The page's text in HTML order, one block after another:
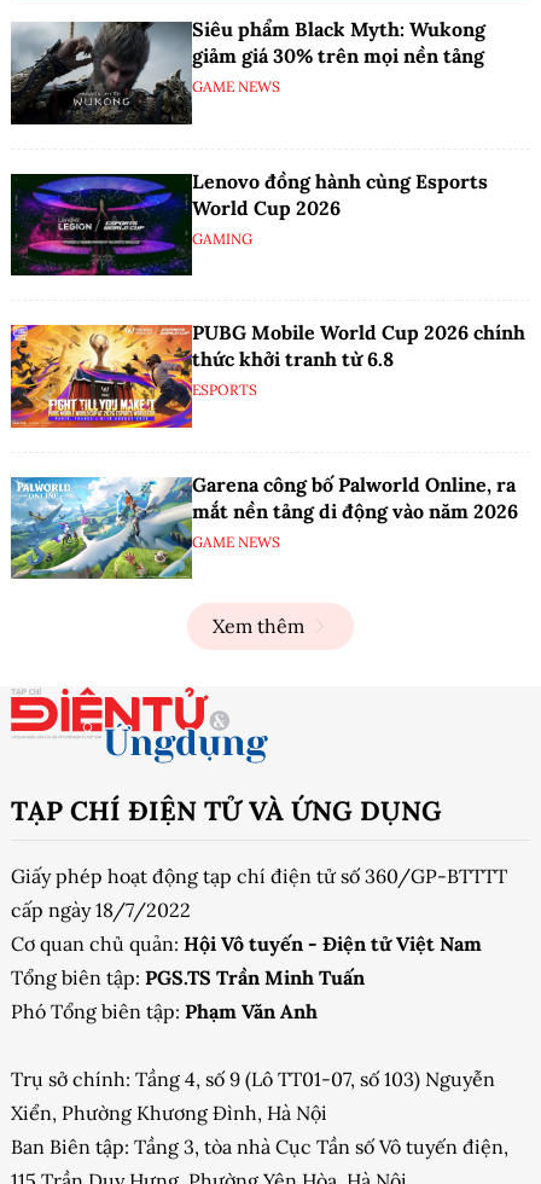
Siêu phẩm Black Myth: Wukong
giảm giá 30% trên mọi nền tảng
GAME NEWS
Lenovo đồng hành cùng Esports
World Cup 2026
GAMING
PUBG Mobile World Cup 2026 chính
thức khởi tranh từ 6.8
ESPORTS
Garena công bố Palworld Online, ra
mắt nền tảng di động vào năm 2026
GAME NEWS
Xem thêm
TẠP CHÍ ĐIỆN TỬ VÀ ỨNG DỤNG
Giấy phép hoạt động tạp chí điện tử số 360/GP-BTTTT
cấp ngày 18/7/2022
Cơ quan chủ quản: Hội Vô tuyến - Điện tử Việt Nam
Tổng biên tập: PGS.TS Trần Minh Tuấn
Phó Tổng biên tập: Phạm Văn Anh
Trụ sở chính: Tầng 4, số 9 (Lô TT01-07, số 103) Nguyễn
Xiển, Phường Khương Đình, Hà Nội
Ban Biên tập: Tầng 3, tòa nhà Cục Tần số Vô tuyến điện,